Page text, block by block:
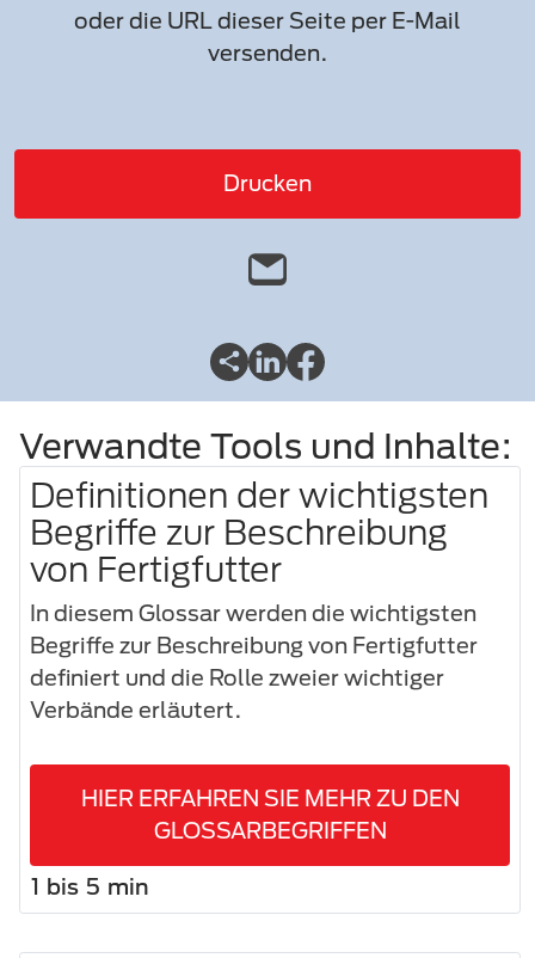
oder die URL dieser Seite per E-Mail
versenden.
Drucken
Verwandte Tools und Inhalte:
Definitionen der wichtigsten
Begriffe zur Beschreibung
von Fertigfutter
In diesem Glossar werden die wichtigsten
Begriffe zur Beschreibung von Fertigfutter
definiert und die Rolle zweier wichtiger
Verbände erläutert.
HIER ERFAHREN SIE MEHR ZU DEN
GLOSSARBEGRIFFEN
1 bis 5 min